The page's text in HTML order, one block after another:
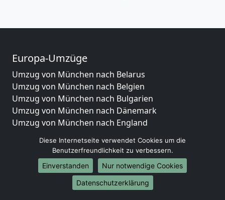
Europa-Umzüge
Umzug von München nach Belarus
Umzug von München nach Belgien
Umzug von München nach Bulgarien
Umzug von München nach Dänemark
Umzug von München nach England
Umzug von München nach Bosnien
und Herzegowina
Umzug von München nach Irland
Umzug von München nach Lettland
Diese Internetseite verwendet Cookies um die
Benutzerfreundlichkeit zu verbessern.
Einverstanden
Nur notwendige Cookies
Datenschutzerklärung